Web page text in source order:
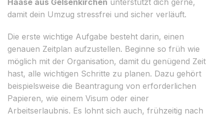
damit dein Umzug stressfrei und sicher verläuft.
Die erste wichtige Aufgabe besteht darin, einen
genauen Zeitplan aufzustellen. Beginne so früh wie
möglich mit der Organisation, damit du genügend Zeit
hast, alle wichtigen Schritte zu planen. Dazu gehört
beispielsweise die Beantragung von erforderlichen
Papieren, wie einem Visum oder einer
Arbeitserlaubnis. Es lohnt sich auch, frühzeitig nach